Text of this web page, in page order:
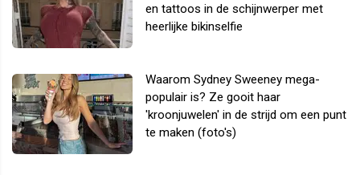
en tattoos in de schijnwerper met
heerlijke bikinselfie
Waarom Sydney Sweeney mega-
populair is? Ze gooit haar
'kroonjuwelen' in de strijd om een punt
te maken (foto's)